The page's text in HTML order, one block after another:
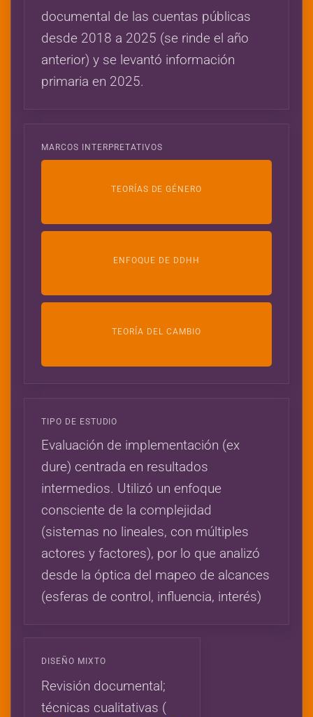
documental de las cuentas públicas
desde 2018 a 2025 (se rinde el año
anterior) y se levantó información
primaria en 2025.
MARCOS INTERPRETATIVOS
TEORÍAS DE GÉNERO
ENFOQUE DE DDHH
TEORÍA DEL CAMBIO
TIPO DE ESTUDIO
Evaluación de implementación (ex
dure) centrada en resultados
intermedios. Utilizó un enfoque
consciente de la complejidad
(sistemas no lineales, con múltiples
actores y factores), por lo que analizó
desde la óptica del mapeo de alcances
(esferas de control, influencia, interés)
DISEÑO MIXTO
Revisión documental;
técnicas cualitativas (